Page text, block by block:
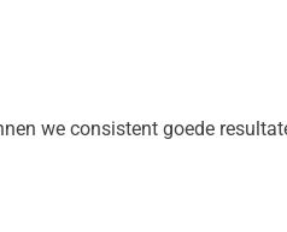
we consistent goede